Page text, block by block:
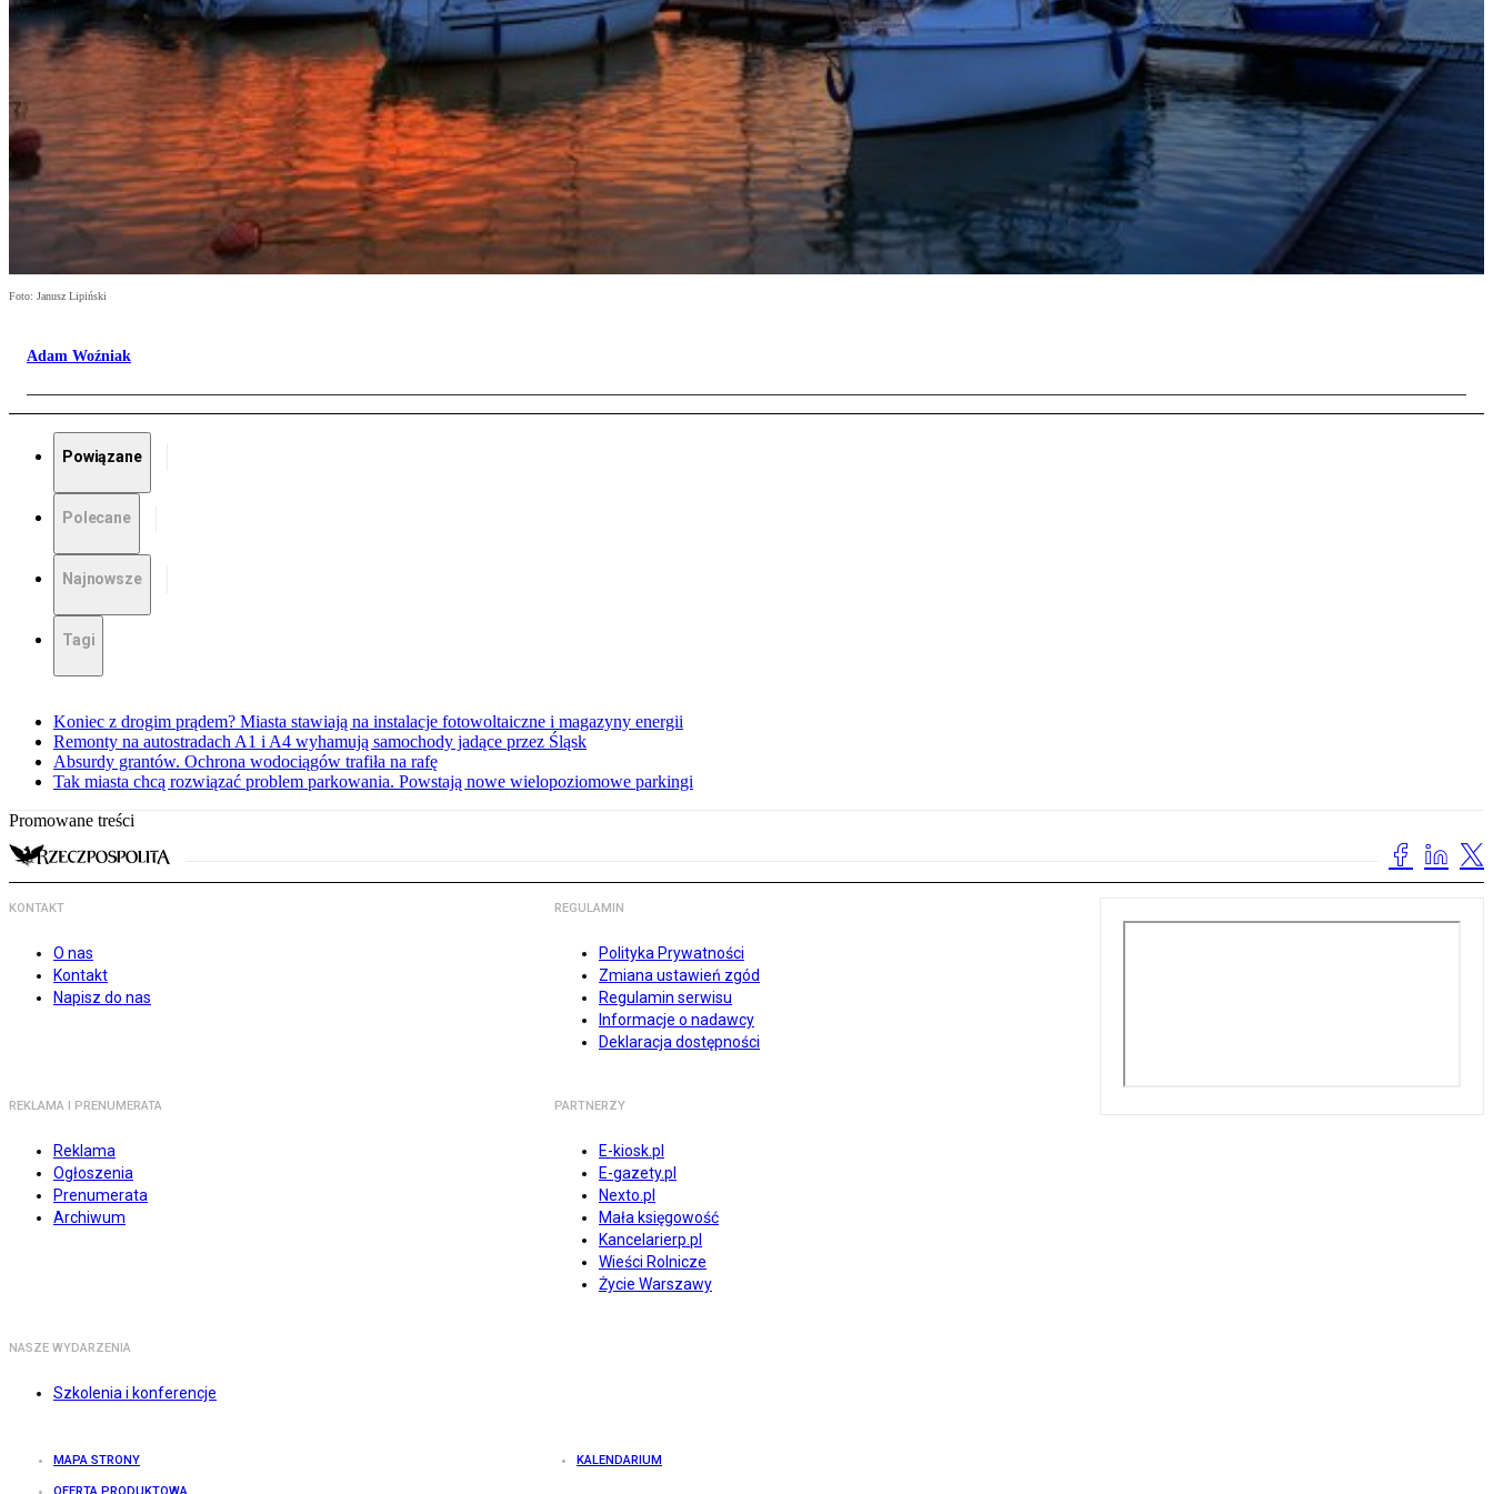
Foto: Janusz Lipiński
Adam Woźniak
Powiązane
Polecane
Najnowsze
Tagi
Koniec z drogim prądem? Miasta stawiają na instalacje fotowoltaiczne i magazyny energii
Remonty na autostradach A1 i A4 wyhamują samochody jadące przez Śląsk
Absurdy grantów. Ochrona wodociągów trafiła na rafę
Tak miasta chcą rozwiązać problem parkowania. Powstają nowe wielopoziomowe parkingi
Promowane treści
KONTAKT
O nas
Kontakt
Napisz do nas
REGULAMIN
Polityka Prywatności
Zmiana ustawień zgód
Regulamin serwisu
Informacje o nadawcy
Deklaracja dostępności
REKLAMA I PRENUMERATA
Reklama
Ogłoszenia
Prenumerata
Archiwum
PARTNERZY
E-kiosk.pl
E-gazety.pl
Nexto.pl
Mała księgowość
Kancelarierp.pl
Wieści Rolnicze
Życie Warszawy
NASZE WYDARZENIA
Szkolenia i konferencje
MAPA STRONY KALENDARIUM